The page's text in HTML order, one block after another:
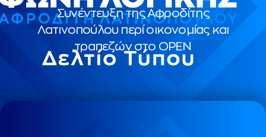
Συνέντευξη της Αφροδίτης
Λατινοπούλου περί οικονομίας και
τραπεζών στο OPEN